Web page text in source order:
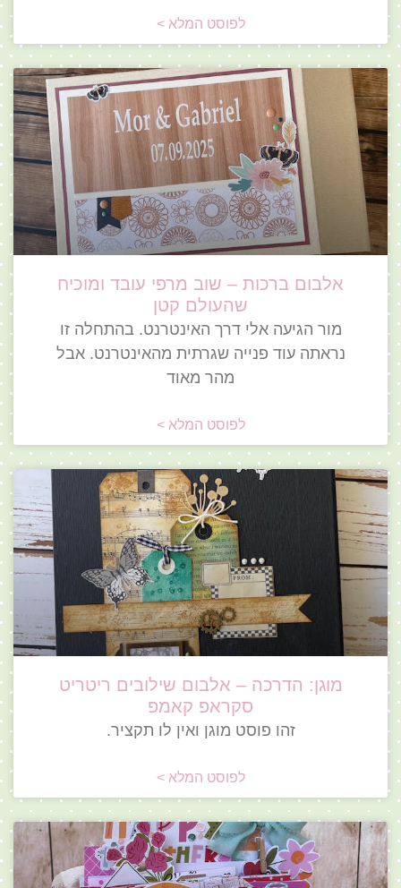
לפוסט המלא >
אלבום ברכות – שוב מרפי עובד ומוכיח
שהעולם קטן
מור הגיעה אלי דרך האינטרנט. בהתחלה זו
נראתה עוד פנייה שגרתית מהאינטרנט. אבל
מהר מאוד
לפוסט המלא >
מוגן: הדרכה – אלבום שילובים ריטריט
סקראפ קאמפ
זהו פוסט מוגן ואין לו תקציר.
לפוסט המלא >